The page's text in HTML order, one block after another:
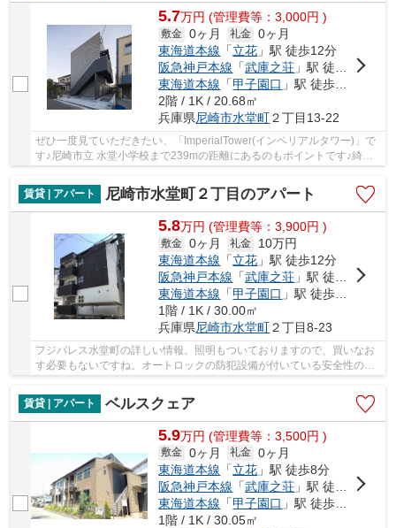
5.7万円 (管理費等：3,000円 )
敷金 0ヶ月 礼金 0ヶ月
東海道本線 「立花 」駅 徒歩12分
阪急神戸本線 「武庫之荘 」駅 徒歩18分
東海道本線 「甲子園口 」駅 徒歩28分
2階 / 1K / 20.68㎡
兵庫県尼崎市水堂町２丁目13-22
ぜひ一度見ていただきたい、「ImperialTower(インペリアルタワー)」で
す♪尼崎市立 水堂小学校まで239mの距離にあるのもポイントです♪綺麗
賃貸 | アパート
尼崎市水堂町２丁目のアパート
5.8万円 (管理費等：3,900円 )
敷金 0ヶ月 礼金
10万円
東海道本線 「立花 」駅 徒歩12分
阪急神戸本線 「武庫之荘 」駅 徒歩19分
東海道本線 「甲子園口 」駅 徒歩27分
1階 / 1K / 30.00㎡
兵庫県尼崎市水堂町２丁目8-23
フジパレス水堂町の詳しい情報。照明もついておりますので、買いなお
す必要もないですね。オートロックの防犯設備が付いている安全性の高
賃貸 | アパート
ベルスクェア
5.9万円 (管理費等：3,500円 )
敷金 0ヶ月 礼金 0ヶ月
東海道本線 「立花 」駅 徒歩8分
阪急神戸本線 「武庫之荘 」駅 徒歩13分
東海道本線 「甲子園口 」駅 徒歩26分
1階 / 1K / 30.05㎡